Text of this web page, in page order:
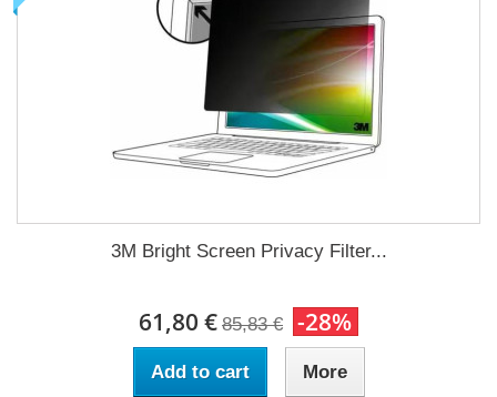
3M Bright Screen Privacy Filter...
61,80 € 85,83 € -28%
Add to cart More